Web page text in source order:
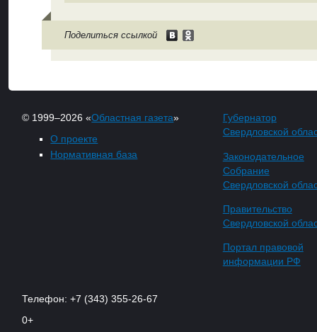
Поделиться ссылкой
© 1999–2026 «Областная газета»
О проекте
Нормативная база
Губернатор
Свердловской
Законодательное
Собрание
Свердловской
Правительство
Свердловской
Портал правовой
информации РФ
Телефон: +7 (343) 355-26-67
0+